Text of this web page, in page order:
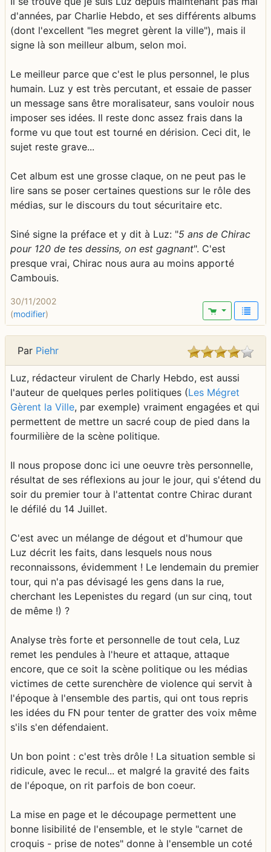
d'années, par Charlie Hebdo, et ses différents albums
(dont l'excellent "les megret gèrent la ville"), mais il
signe là son meilleur album, selon moi.
Le meilleur parce que c'est le plus personnel, le plus
humain. Luz y est très percutant, et essaie de passer
un message sans être moralisateur, sans vouloir nous
imposer ses idées. Il reste donc assez frais dans la
forme vu que tout est tourné en dérision. Ceci dit, le
sujet reste grave...
Cet album est une grosse claque, on ne peut pas le
lire sans se poser certaines questions sur le rôle des
médias, sur le discours du tout sécuritaire etc.
Siné signe la préface et y dit à Luz: "5 ans de Chirac
pour 120 de tes dessins, on est gagnant". C'est
presque vrai, Chirac nous aura au moins apporté
Cambouis.
30/11/2002
(modifier)
Par Piehr
Luz, rédacteur virulent de Charly Hebdo, est aussi
l'auteur de quelques perles politiques (Les Mégret
Gèrent la Ville, par exemple) vraiment engagées et qui
permettent de mettre un sacré coup de pied dans la
fourmilière de la scène politique.
Il nous propose donc ici une oeuvre très personnelle,
résultat de ses réflexions au jour le jour, qui s'étend du
soir du premier tour à l'attentat contre Chirac durant
le défilé du 14 Juillet.
C'est avec un mélange de dégout et d'humour que
Luz décrit les faits, dans lesquels nous nous
reconnaissons, évidemment ! Le lendemain du premier
tour, qui n'a pas dévisagé les gens dans la rue,
cherchant les Lepenistes du regard (un sur cinq, tout
de même !) ?
Analyse très forte et personnelle de tout cela, Luz
remet les pendules à l'heure et attaque, attaque
encore, que ce soit la scène politique ou les médias
victimes de cette surenchère de violence qui servit à
l'époque à l'ensemble des partis, qui ont tous repris
les idées du FN pour tenter de gratter des voix même
s'ils s'en défendaient.
Un bon point : c'est très drôle ! La situation semble si
ridicule, avec le recul... et malgré la gravité des faits
de l'époque, on rit parfois de bon coeur.
La mise en page et le découpage permettent une
bonne lisibilité de l'ensemble, et le style "carnet de
croquis - prise de notes" donne à l'ensemble un coté